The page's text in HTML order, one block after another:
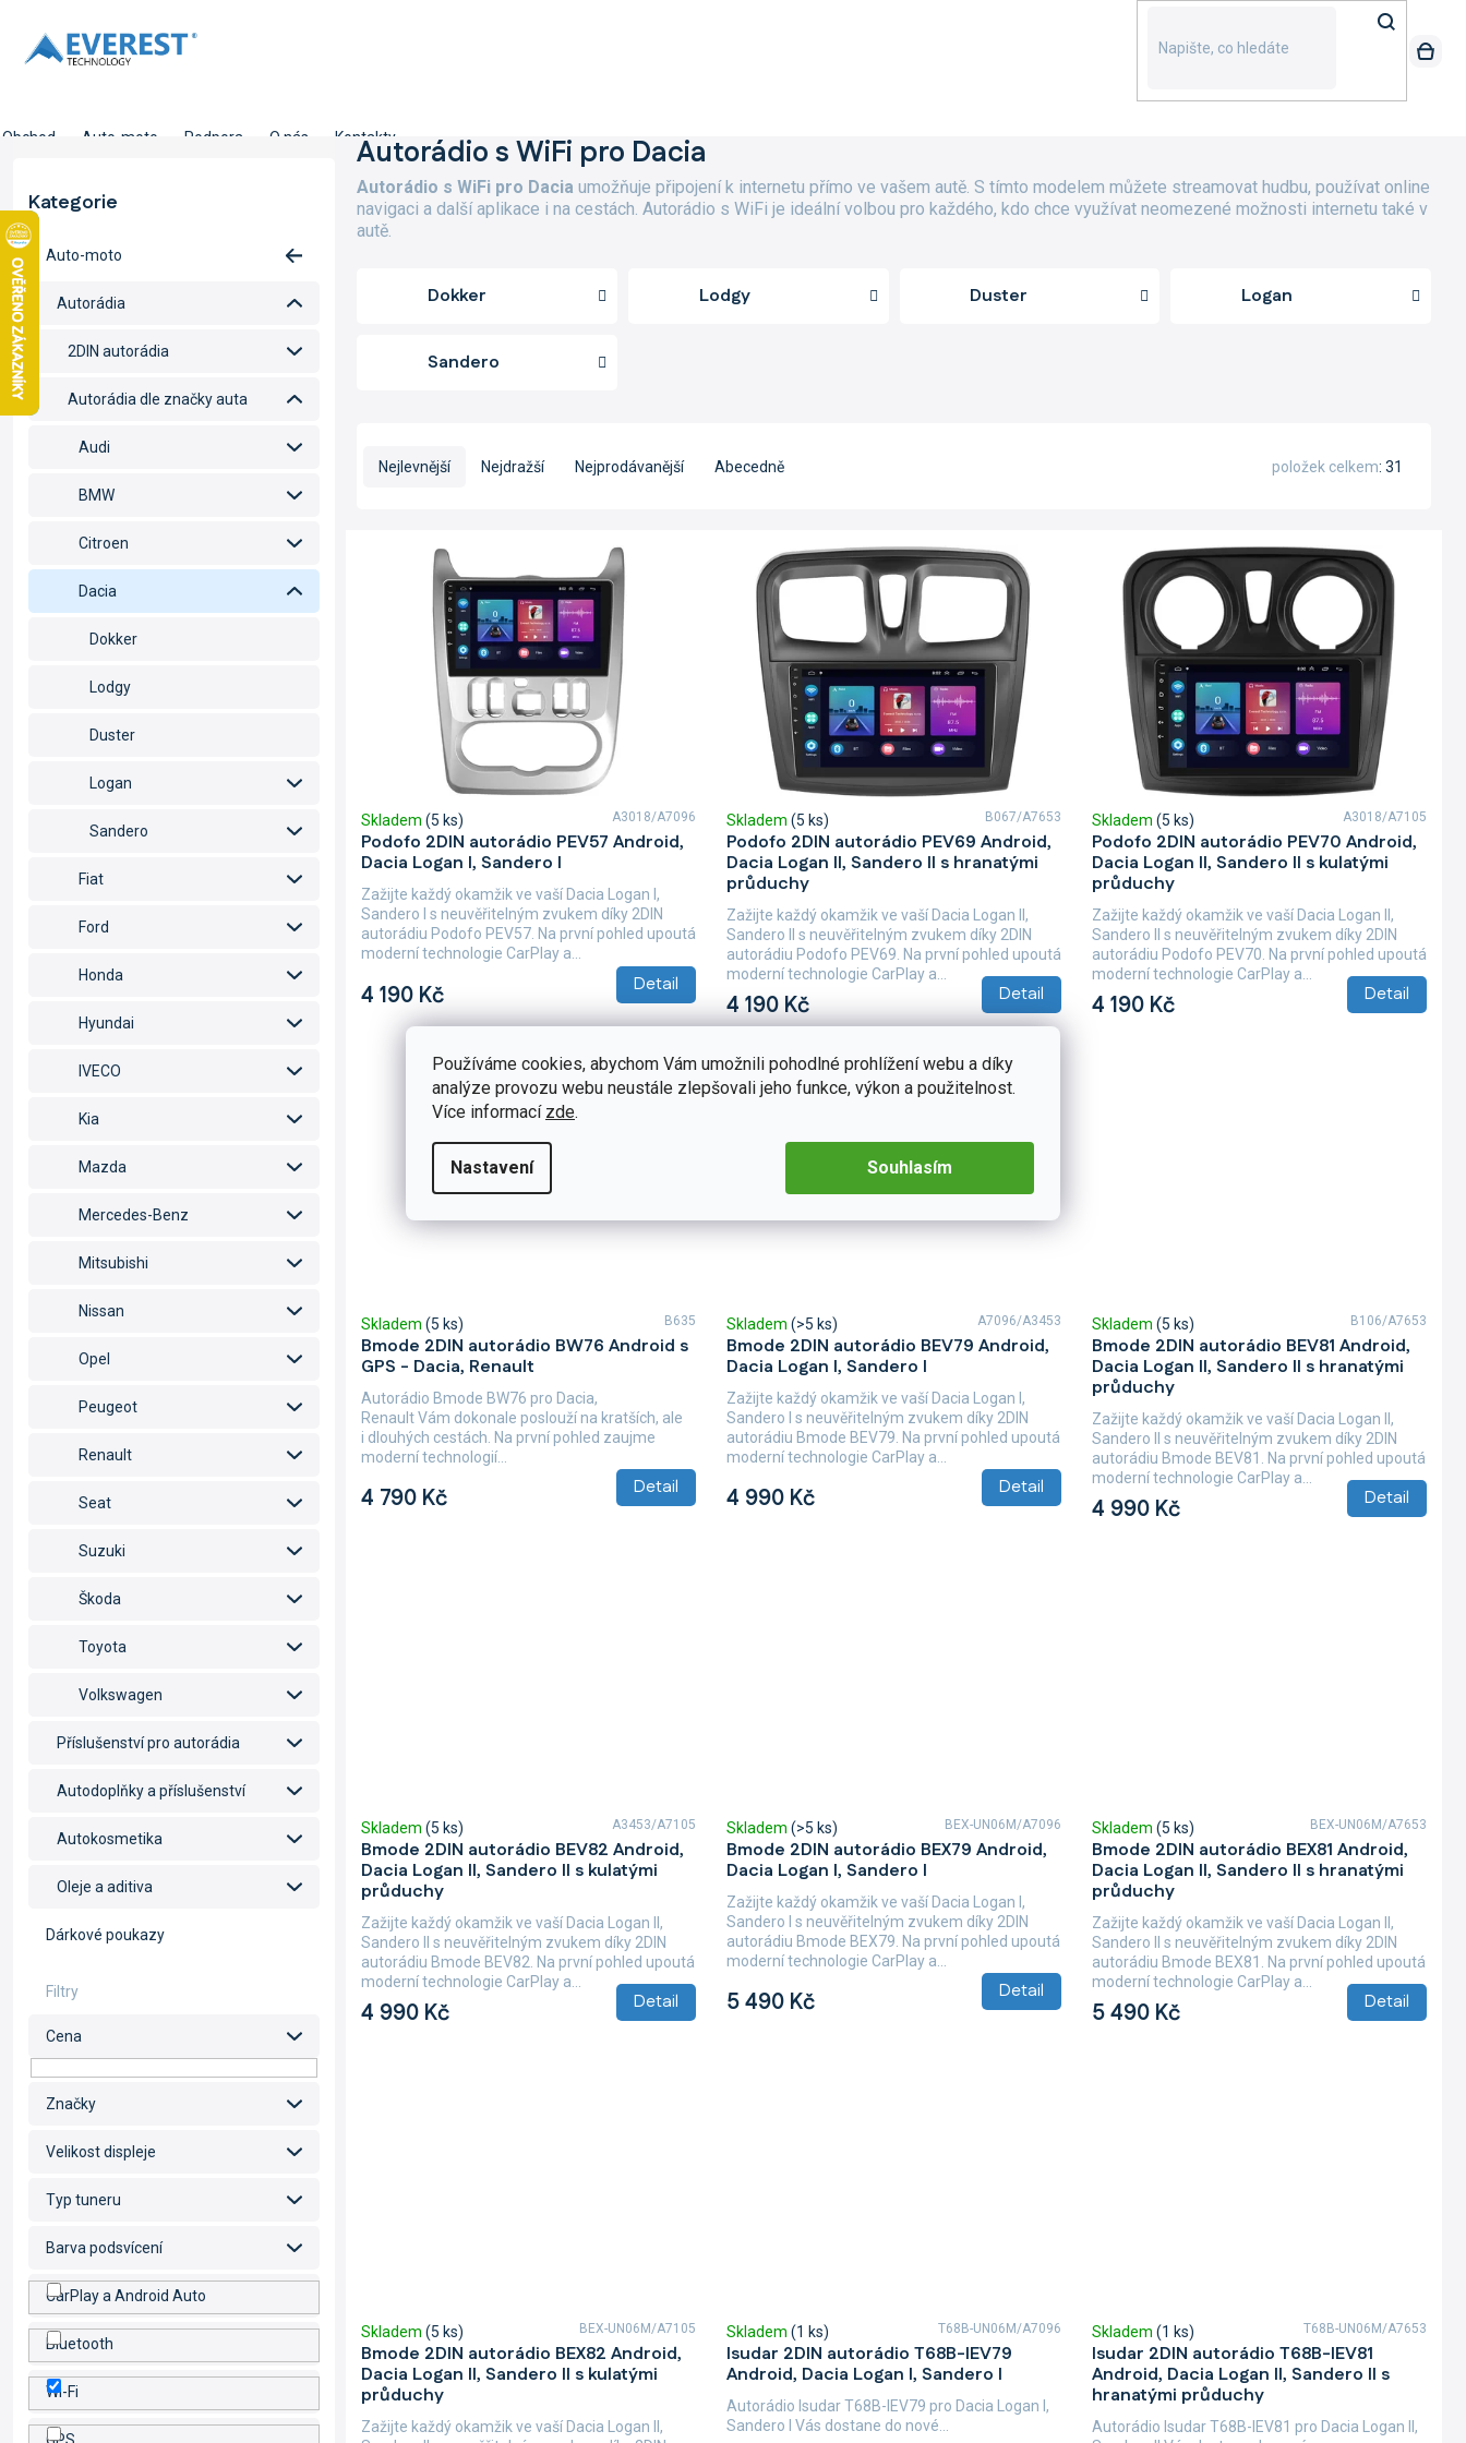
Používáme cookies, abychom Vám umožnili pohodlné prohlížení webu a díky
analýze provozu webu neustále zlepšovali jeho funkce, výkon a použitelnost.
Více informací zde.
Nastavení Souhlasím
obsah
Obchod Auto-moto Podpora O nás Kontakty
t
r
a
n
n
í
p
a
n
Přeskočit
kategorie
Kategorie
Auto-moto
Autorádia
2DIN autorádia
Autorádia dle značky auta
Audi
BMW
Citroen
Dacia
Dokker
Lodgy
Duster
Logan
Sandero
Fiat
Ford
Honda
Hyundai
IVECO
Kia
Mazda
Mercedes-Benz
Mitsubishi
Nissan
Opel
Peugeot
Renault
Seat
Suzuki
Škoda
Toyota
Volkswagen
Příslušenství pro autorádia
Autodoplňky a příslušenství
Autokosmetika
Oleje a aditiva
Dárkové poukazy
Cena
Značky
Velikost displeje
Typ tuneru
Barva podsvícení
CarPlay a Android Auto
Bluetooth
Wi-Fi
GPS
Autorádio s WiFi pro Dacia
Autorádio s WiFi pro Dacia umožňuje připojení k internetu přímo ve vašem autě. S tímto modelem můžete streamovat hudbu, používat online
navigaci a další aplikace i na cestách. Autorádio s WiFi je ideální volbou pro každého, kdo chce využívat neomezené možnosti internetu také v
autě.
Dokker Lodgy Duster Logan
Sandero
Nejlevnější Nejdražší Nejprodávanější Abecedně 31
položek celkem
ů
Podofo 2DIN autorádio PEV57 Android,
Dacia Logan I, Sandero I
Skladem (5 ks)
4 190 Kč Detail
Zažijte každý okamžik ve vaší Dacia Logan I,
Sandero I s neuvěřitelným zvukem díky 2DIN
autorádiu Podofo PEV57. Na první pohled upoutá
moderní technologie CarPlay a...
A3018/A7096
Podofo 2DIN autorádio PEV69 Android,
Dacia Logan II, Sandero II s hranatými
průduchy
Skladem (5 ks)
4 190 Kč Detail
Zažijte každý okamžik ve vaší Dacia Logan II,
Sandero II s neuvěřitelným zvukem díky 2DIN
autorádiu Podofo PEV69. Na první pohled upoutá
moderní technologie CarPlay a...
B067/A7653
Podofo 2DIN autorádio PEV70 Android,
Dacia Logan II, Sandero II s kulatými
průduchy
Skladem (5 ks)
4 190 Kč Detail
Zažijte každý okamžik ve vaší Dacia Logan II,
Sandero II s neuvěřitelným zvukem díky 2DIN
autorádiu Podofo PEV70. Na první pohled upoutá
moderní technologie CarPlay a...
A3018/A7105
Bmode 2DIN autorádio BW76 Android s
GPS - Dacia, Renault
Skladem (5 ks)
4 790 Kč Detail
Autorádio Bmode BW76 pro Dacia,
Renault Vám dokonale poslouží na kratších, ale
i dlouhých cestách. Na první pohled zaujme
moderní technologií...
B635
Bmode 2DIN autorádio BEV79 Android,
Dacia Logan I, Sandero I
Skladem (>5 ks)
4 990 Kč Detail
Zažijte každý okamžik ve vaší Dacia Logan I,
Sandero I s neuvěřitelným zvukem díky 2DIN
autorádiu Bmode BEV79. Na první pohled upoutá
moderní technologie CarPlay a...
A7096/A3453
Bmode 2DIN autorádio BEV81 Android,
Dacia Logan II, Sandero II s hranatými
průduchy
Skladem (5 ks)
4 990 Kč Detail
Zažijte každý okamžik ve vaší Dacia Logan II,
Sandero II s neuvěřitelným zvukem díky 2DIN
autorádiu Bmode BEV81. Na první pohled upoutá
moderní technologie CarPlay a...
B106/A7653
Bmode 2DIN autorádio BEV82 Android,
Dacia Logan II, Sandero II s kulatými
průduchy
Skladem (5 ks)
4 990 Kč Detail
Zažijte každý okamžik ve vaší Dacia Logan II,
Sandero II s neuvěřitelným zvukem díky 2DIN
autorádiu Bmode BEV82. Na první pohled upoutá
moderní technologie CarPlay a...
A3453/A7105
Bmode 2DIN autorádio BEX79 Android,
Dacia Logan I, Sandero I
Skladem (>5 ks)
5 490 Kč Detail
Zažijte každý okamžik ve vaší Dacia Logan I,
Sandero I s neuvěřitelným zvukem díky 2DIN
autorádiu Bmode BEX79. Na první pohled upoutá
moderní technologie CarPlay a...
BEX-UN06M/A7096
Bmode 2DIN autorádio BEX81 Android,
Dacia Logan II, Sandero II s hranatými
průduchy
Skladem (5 ks)
5 490 Kč Detail
Zažijte každý okamžik ve vaší Dacia Logan II,
Sandero II s neuvěřitelným zvukem díky 2DIN
autorádiu Bmode BEX81. Na první pohled upoutá
moderní technologie CarPlay a...
BEX-UN06M/A7653
Bmode 2DIN autorádio BEX82 Android,
Dacia Logan II, Sandero II s kulatými
průduchy
Skladem (5 ks)
Zažijte každý okamžik ve vaší Dacia Logan II,
BEX-UN06M/A7105
Isudar 2DIN autorádio T68B-IEV79
Android, Dacia Logan I, Sandero I
Skladem (1 ks)
Autorádio Isudar T68B-IEV79 pro Dacia Logan I,
Sandero I Vás dostane do nové...
T68B-UN06M/A7096
Isudar 2DIN autorádio T68B-IEV81
Android, Dacia Logan II, Sandero II s
hranatými průduchy
Skladem (1 ks)
Autorádio Isudar T68B-IEV81 pro Dacia Logan II,
T68B-UN06M/A7653